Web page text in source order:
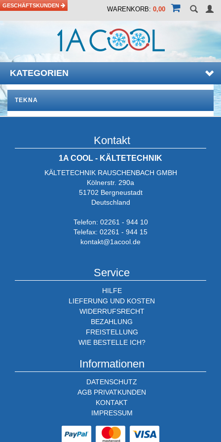
GESCHÄFTSKUNDEN WARENKORB: 0,00
KATEGORIEN
TEKNA
Kontakt
1A COOL - KÄLTETECHNIK
KÄLTETECHNIK RAUSCHENBACH GMBH
Kölnerstr. 290a
51702 Bergneustadt
Deutschland
Telefon: 02261 - 944 10
Telefax: 02261 - 944 15
kontakt@1acool.de
Service
HILFE
LIEFERUNG UND KOSTEN
WIDERRUFSRECHT
BEZAHLUNG
FREISTELLUNG
WIE BESTELLE ICH?
Informationen
DATENSCHUTZ
AGB PRIVATKUNDEN
KONTAKT
IMPRESSUM